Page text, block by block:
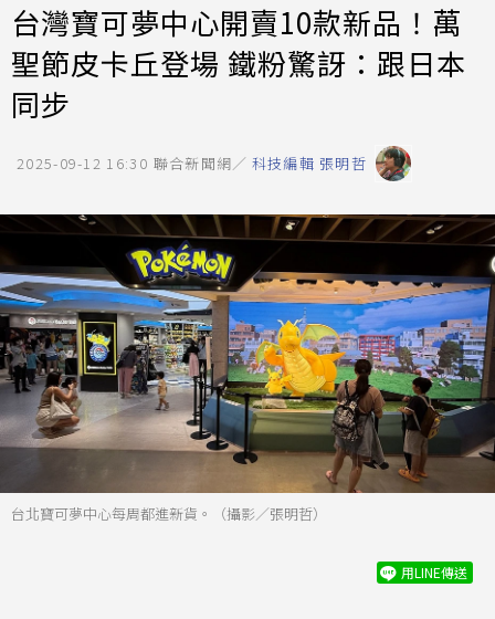
台灣寶可夢中心開賣10款新品！萬
聖節皮卡丘登場 鐵粉驚訝：跟日本
同步
2025-09-12 16:30 聯合新聞網／ 科技編輯 張明哲
台北寶可夢中心每周都進新貨。（攝影／張明哲）
用LINE傳送